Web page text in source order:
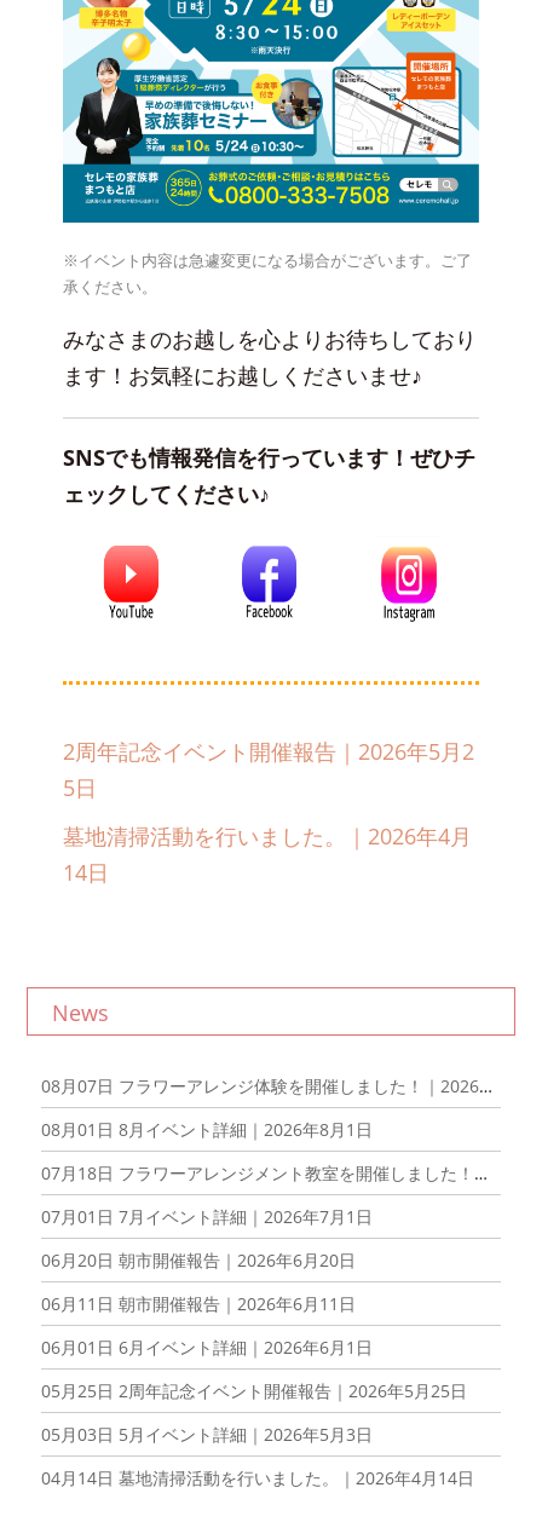
※イベント内容は急遽変更になる場合がございます。ご了
承ください。
みなさまのお越しを心よりお待ちしており
ます！お気軽にお越しくださいませ♪
SNSでも情報発信を行っています！ぜひチ
ェックしてください♪
2周年記念イベント開催報告｜2026年5月2
5日
墓地清掃活動を行いました。｜2026年4月
14日
News
08月07日 フラワーアレンジ体験を開催しました！｜2026年8月7日
08月01日 8月イベント詳細｜2026年8月1日
07月18日 フラワーアレンジメント教室を開催しました！｜2026年6月20日
07月01日 7月イベント詳細｜2026年7月1日
06月20日 朝市開催報告｜2026年6月20日
06月11日 朝市開催報告｜2026年6月11日
06月01日 6月イベント詳細｜2026年6月1日
05月25日 2周年記念イベント開催報告｜2026年5月25日
05月03日 5月イベント詳細｜2026年5月3日
04月14日 墓地清掃活動を行いました。｜2026年4月14日